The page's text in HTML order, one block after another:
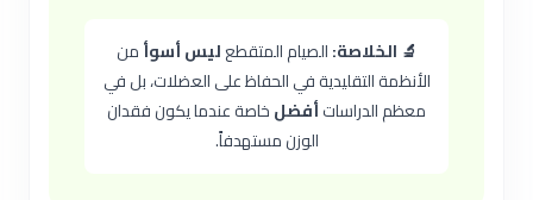
🔬 الخلاصة:الصيام المتقطعليس أسوأمن
الأنظمة التقليدية في الحفاظ على العضلات، بل في
معظم الدراساتأفضلخاصة عندما يكون فقدان
الوزن مستهدفاً.